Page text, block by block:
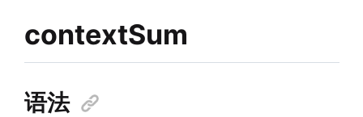
contextSum
语法